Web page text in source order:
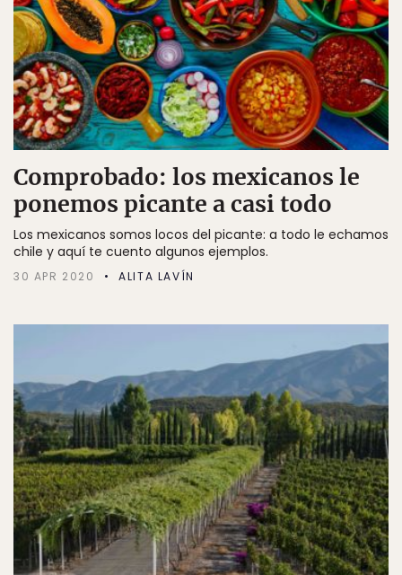
Comprobado: los mexicanos le
ponemos picante a casi todo
Los mexicanos somos locos del picante: a todo le echamos
chile y aquí te cuento algunos ejemplos.
30 APR 2020 ALITA LAVÍN